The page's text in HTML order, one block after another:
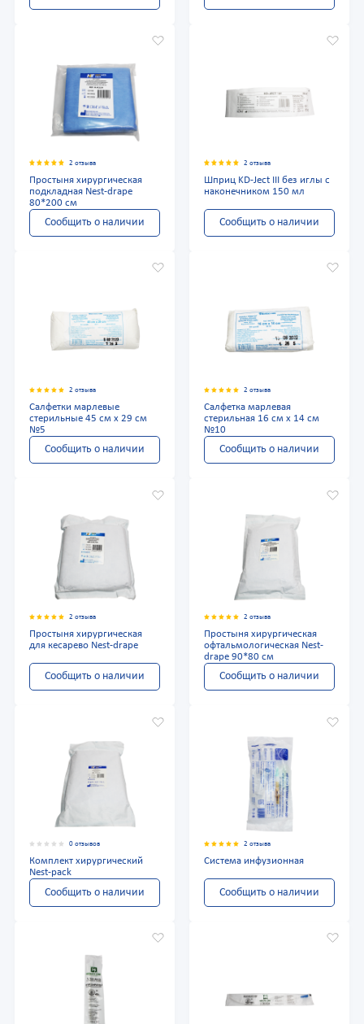
2 отзыва
Простыня хирургическая
подкладная Nest-drape
80*200 см
Сообщить о наличии
2 отзыва
Шприц KD-Ject III без иглы с
наконечником 150 мл
Сообщить о наличии
2 отзыва
Салфетки марлевые
стерильные 45 см x 29 см
№5
Сообщить о наличии
2 отзыва
Салфетка марлевая
стерильная 16 см х 14 см
№10
Сообщить о наличии
2 отзыва
Простыня хирургическая
для кесарево Nest-drape
Сообщить о наличии
2 отзыва
Простыня хирургическая
офтальмологическая Nest-
drape 90*80 см
Сообщить о наличии
0 отзывов
Комплект хирургический
Nest-pack
Сообщить о наличии
2 отзыва
Система инфузионная
Сообщить о наличии